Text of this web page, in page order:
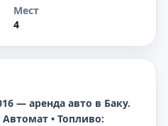
Мест
4
— аренда авто в Баку.
• Топливо: